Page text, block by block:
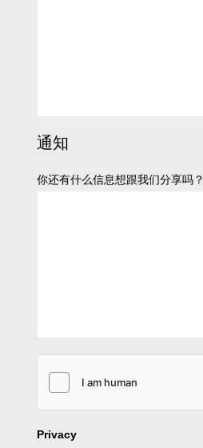
通知
你还有什么信息想跟我们分享吗？
Privacy